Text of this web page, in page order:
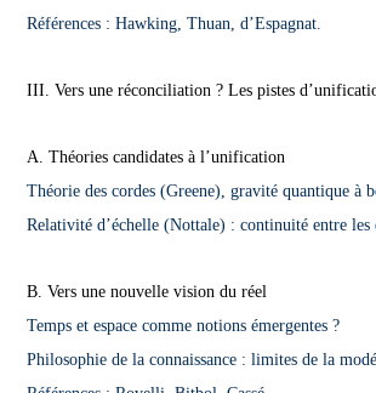
Références : Hawking, Thuan, d’Espagnat.
III. Vers une réconciliation ? Les pistes
A. Théories candidates à l’unification
Théorie des cordes (Greene), gravité quantique à
Relativité d’échelle (Nottale) : continuité entre les
B. Vers une nouvelle vision du réel
Temps et espace comme notions émergentes ?
Philosophie de la connaissance : limites de la